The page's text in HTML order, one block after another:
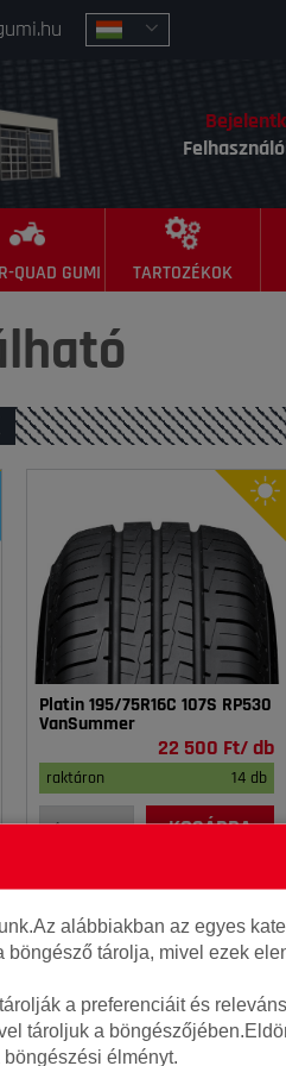
QUAD GUMI TARTOZÉKOK
Platin 195/75R16C 107S RP530
VanSummer
22 500 Ft/ db
raktáron 14 db
KOSÁRBA
alábbiakban az egyes
tárolja, mivel ezek
a preferenciáit és
tároljuk a
élményt.